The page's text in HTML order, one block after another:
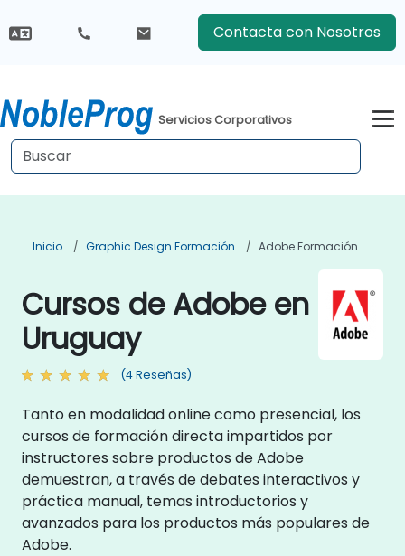
Contacta con Nosotros
Servicios Corporativos
Inicio Graphic Design Formación Adobe Formación
Cursos de Adobe en
Uruguay
(4 Reseñas)
Tanto en modalidad online como presencial, los
cursos de formación directa impartidos por
instructores sobre productos de Adobe
demuestran, a través de debates interactivos y
práctica manual, temas introductorios y
avanzados para los productos más populares de
Adobe.